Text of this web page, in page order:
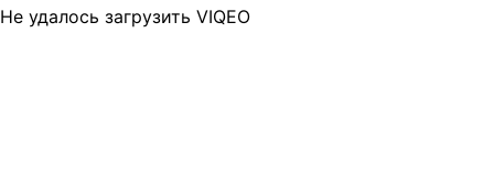
Не удалось загрузить VIQEO